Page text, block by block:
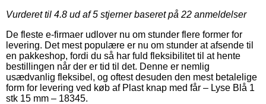
Vurderet til 4.8 ud af 5 stjerner baseret på 22 anmeldelser
De fleste e-firmaer udlover nu om stunder flere former for
levering. Det mest populære er nu om stunder at afsende til
en pakkeshop, fordi du så har fuld fleksibilitet til at hente
bestillingen når der er tid til det. Denne er nemlig
usædvanlig fleksibel, og oftest desuden den mest betalelige
form for levering ved køb af Plast knap med får – Lyse Blå 1
stk 15 mm – 18345.